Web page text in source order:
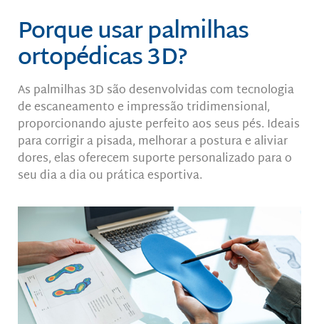
Porque usar palmilhas
ortopédicas 3D?
As palmilhas 3D são desenvolvidas com tecnologia
de escaneamento e impressão tridimensional,
proporcionando ajuste perfeito aos seus pés. Ideais
para corrigir a pisada, melhorar a postura e aliviar
dores, elas oferecem suporte personalizado para o
seu dia a dia ou prática esportiva.